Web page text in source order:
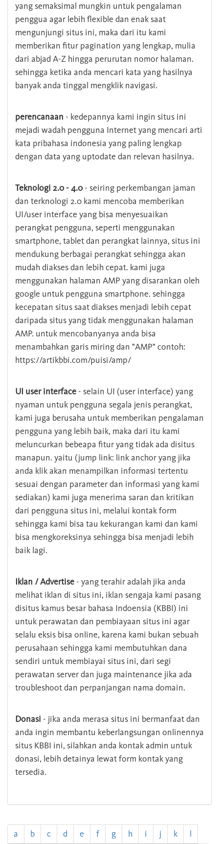
yang semaksimal mungkin untuk pengalaman
penggua agar lebih flexible dan enak saat
mengunjungi situs ini, maka dari itu kami
memberikan fitur pagination yang lengkap, mulia
dari abjad A-Z hingga perurutan nomor halaman.
sehingga ketika anda mencari kata yang hasilnya
banyak anda tinggal mengklik navigasi.
perencanaan - kedepannya kami ingin situs ini
mejadi wadah pengguna Internet yang mencari arti
kata pribahasa indonesia yang paling lengkap
dengan data yang uptodate dan relevan hasilnya.
Teknologi 2.0 - 4.0- seiring perkembangan jaman
dan terknologi 2.0 kami mencoba memberikan
UI/user interface yang bisa menyesuaikan
perangkat pengguna, seperti menggunakan
smartphone, tablet dan perangkat lainnya, situs ini
mendukung berbagai perangkat sehingga akan
mudah diakses dan lebih cepat. kami juga
menggunakan halaman AMP yang disarankan oleh
google untuk pengguna smartphone. sehingga
kecepatan situs saat diakses menjadi lebih cepat
daripada situs yang tidak menggunakan halaman
AMP. untuk mencobanyanya anda bisa
menambahkan garis miring dan "AMP" contoh:
https://artikbbi.com/puisi/amp/
UI user interface - selain UI (user interface) yang
nyaman untuk pengguna segala jenis perangkat,
kami juga berusaha untuk memberikan pengalaman
pengguna yang lebih baik, maka dari itu kami
meluncurkan bebeapa fitur yang tidak ada disitus
manapun. yaitu (jump link: link anchor yang jika
anda klik akan menampilkan informasi tertentu
sesuai dengan parameter dan informasi yang kami
sediakan) kami juga menerima saran dan kritikan
dari pengguna situs ini, melalui kontak form
sehingga kami bisa tau kekurangan kami dan kami
bisa mengkoreksinya sehingga bisa menjadi lebih
baik lagi.
Iklan / Advertise - yang terahir adalah jika anda
melihat iklan di situs ini, iklan sengaja kami pasang
disitus kamus besar bahasa Indoensia (KBBI) ini
untuk perawatan dan pembiayaan situs ini agar
selalu eksis bisa online, karena kami bukan sebuah
perusahaan sehingga kami membutuhkan dana
sendiri untuk membiayai situs ini, dari segi
perawatan server dan juga maintenance jika ada
troubleshoot dan perpanjangan nama domain.
Donasi - jika anda merasa situs ini bermanfaat dan
anda ingin membantu keberlangsungan onlinennya
situs KBBI ini, silahkan anda kontak admin untuk
donasi, lebih detainya lewat form kontak yang
tersedia.
a b c d e f g h i j k l